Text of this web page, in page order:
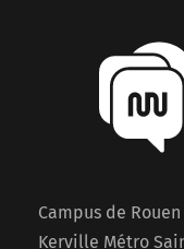
Campus de
Kerville Métro